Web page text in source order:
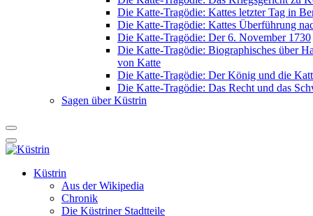
Die Katte-Tragödie: Kattes letzter Tag in
Die Katte-Tragödie: Kattes Überführung
Die Katte-Tragödie: Der 6. November 1730
Die Katte-Tragödie: Biographisches über
von Katte
Die Katte-Tragödie: Der König und die
Die Katte-Tragödie: Das Recht und das
Sagen über Küstrin
Küstrin
Aus der Wikipedia
Chronik
Die Küstriner Stadtteile